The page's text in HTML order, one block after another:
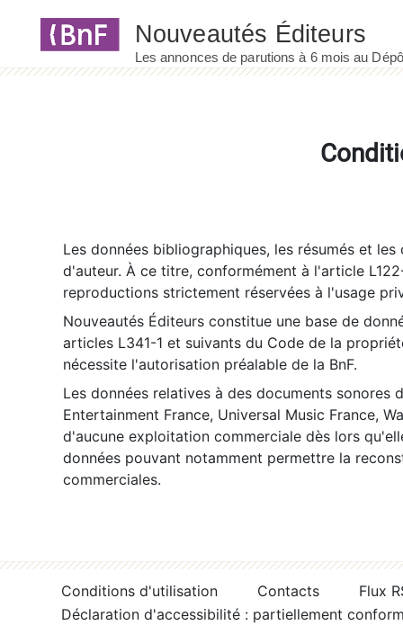
Les données bibliographiques, les résumés et
d'auteur. À ce titre, conformément à l'article
reproductions strictement réservées à l'usage
Nouveautés Éditeurs constitue une base de
articles L341-1 et suivants du Code de la
nécessite l'autorisation préalable de la BnF.
Les données relatives à des documents sonores
Entertainment France, Universal Music France,
d'aucune exploitation commerciale dès lors
données pouvant notamment permettre la
commerciales.
Conditions d'utilisation Contacts
Flux
Déclaration d'accessibilité : partiellement